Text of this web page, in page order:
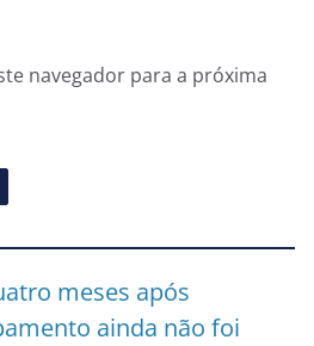
navegador para a próxima
meses após
ainda não foi